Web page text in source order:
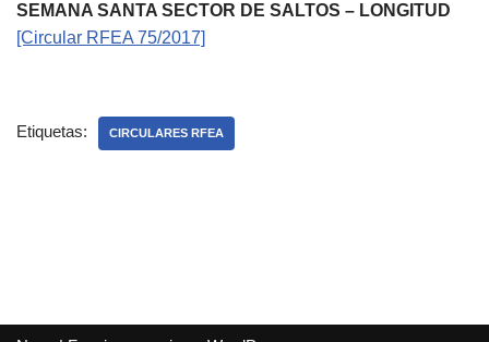
SEMANA SANTA SECTOR DE SALTOS – LONGITUD
[Circular RFEA 75/2017]
Etiquetas: CIRCULARES RFEA